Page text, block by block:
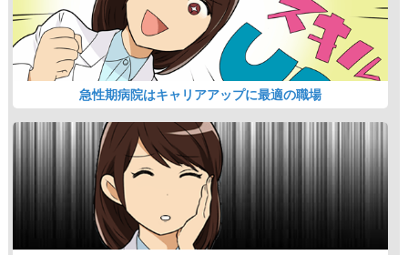
急性期病院はキャリアアップに最適の職場